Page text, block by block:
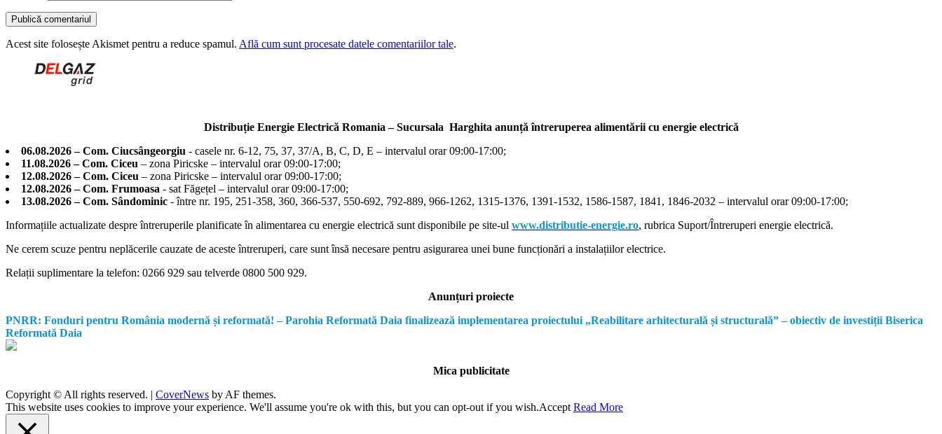
Acest site folosește Akismet pentru a reduce spamul. Află cum sunt procesate datele comentariilor tale.
Distribuție Energie Electrică Romania – Sucursala Harghita anunță întreruperea alimentării cu energie electrică
06.08.2026 – Com. Ciucsângeorgiu - casele nr. 6-12, 75, 37, 37/A, B, C, D, E – intervalul orar 09:00-17:00;
11.08.2026 – Com. Ciceu – zona Piricske – intervalul orar 09:00-17:00;
12.08.2026 – Com. Ciceu – zona Piricske – intervalul orar 09:00-17:00;
12.08.2026 – Com. Frumoasa - sat Făgețel – intervalul orar 09:00-17:00;
13.08.2026 – Com. Sândominic - între nr. 195, 251-358, 360, 366-537, 550-692, 792-889, 966-1262, 1315-1376, 1391-1532, 1586-1587, 1841, 1846-2032 – intervalul orar 09:00-17:00;
Informațiile actualizate despre întreruperile planificate în alimentarea cu energie electrică sunt disponibile pe site-ul www.distributie-energie.ro, rubrica Suport/Întreruperi energie electrică.
Ne cerem scuze pentru neplăcerile cauzate de aceste întreruperi, care sunt însă necesare pentru asigurarea unei bune funcționări a instalațiilor electrice.
Relații suplimentare la telefon: 0266 929 sau telverde 0800 500 929.
Anunțuri proiecte
PNRR: Fonduri pentru România modernă și reformată! – Parohia Reformată Daia finalizează implementarea proiectului „Reabilitare arhitecturală și structurală” – obiectiv de investiții Biserica
Reformată Daia
Mica publicitate
Copyright © All rights reserved. | CoverNews by AF themes.
This website uses cookies to improve your experience. We'll assume you're ok with this, but you can opt-out if you wish.Accept Read More